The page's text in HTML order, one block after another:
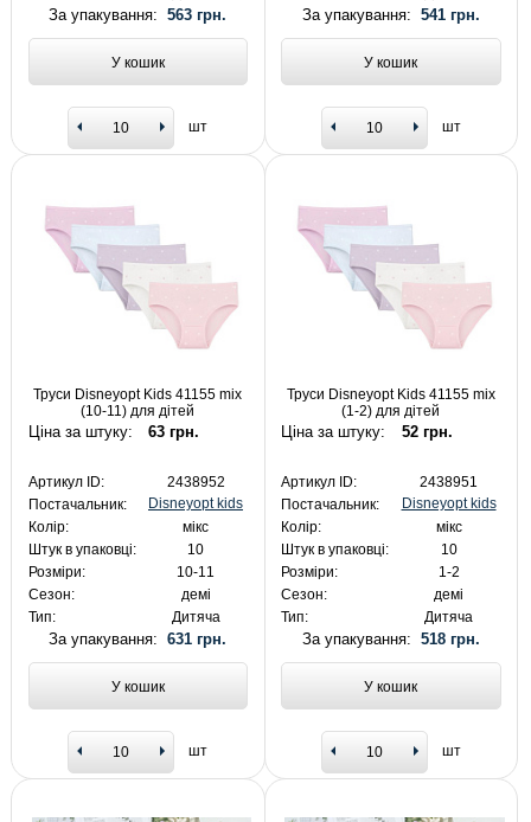
За упакування:563 грн.
У кошик
шт
За упакування: 541 грн.
У кошик
шт
Труси Disneyopt Kids 41155 mix
(10-11) для дітей
Ціна за штуку: 63 грн.
Артикул ID:
2438952
Постачальник:
Disneyopt kids
Колір:
мікс
Штук в упаковці:
10
Розміри:
10-11
Сезон:
демі
Тип:
Дитяча
За упакування:631 грн.
У кошик
шт
Труси Disneyopt Kids 41155 mix
(1-2) для дітей
Ціна за штуку: 52 грн.
Артикул ID:
2438951
Постачальник:
Disneyopt kids
Колір:
мікс
Штук в упаковці:
10
Розміри:
1-2
Сезон:
демі
Тип:
Дитяча
За упакування: 518 грн.
У кошик
шт